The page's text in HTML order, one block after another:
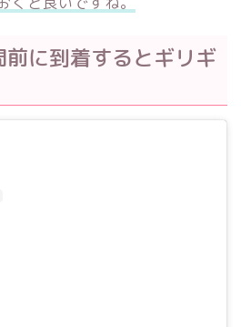
に到着するとギリギ